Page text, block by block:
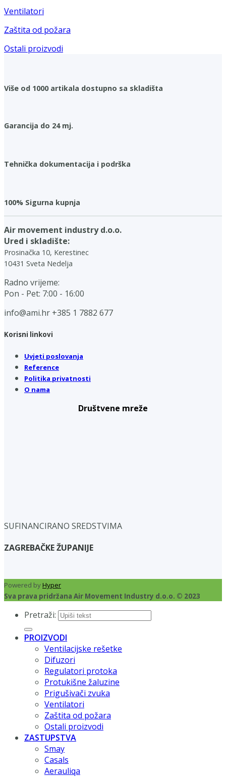
Ventilatori
Zaštita od požara
Ostali proizvodi
Više od 1000 artikala dostupno sa skladišta
Garancija do 24 mj.
Tehnička dokumentacija i podrška
100% Sigurna kupnja
Air movement industry d.o.o.
Ured i skladište:
Prosinačka 10, Kerestinec
10431 Sveta Nedelja
Radno vrijeme:
Pon - Pet: 7:00 - 16:00
info@ami.hr +385 1 7882 677
Korisni linkovi
Uvjeti poslovanja
Reference
Politika privatnosti
O nama
Društvene mreže
SUFINANCIRANO SREDSTVIMA
ZAGREBAČKE ŽUPANIJE
Powered byHyper
Sva prava pridržana Air Movement Industry d.o.o. © 2023
Pretraži:
PROIZVODI
Ventilacijske rešetke
Difuzori
Regulatori protoka
Protukišne žaluzine
Prigušivači zvuka
Ventilatori
Zaštita od požara
Ostali proizvodi
ZASTUPSTVA
Smay
Casals
Aerauliqa